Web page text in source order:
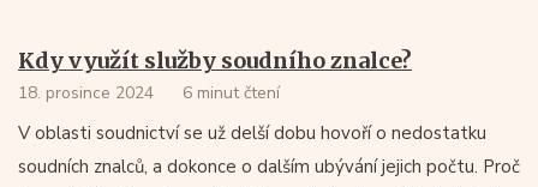
Kdy využít služby soudního znalce?
18. prosince 2024 6 minut čtení
V oblasti soudnictví se už delší dobu hovoří o nedostatku
soudních znalců, a dokonce o dalším ubývání jejich počtu. Proč